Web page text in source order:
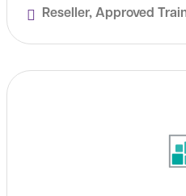
Reseller, Approved